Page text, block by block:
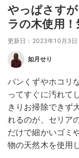
やっぱさす
ラの木使用
更新日：2023年10月3日
如月せり
パンくずやホコリ
ってすぐに汚れて
きりお掃除できず
れるのが、セリア
だけで細かいゴミ
物の天然木を使用